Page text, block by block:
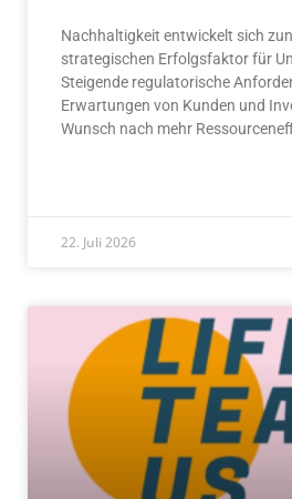
Nachhaltigkeit entwickelt sich
strategischen Erfolgsfaktor für
Steigende regulatorische
Erwartungen von Kunden und
Wunsch nach mehr
22. Juli 2026